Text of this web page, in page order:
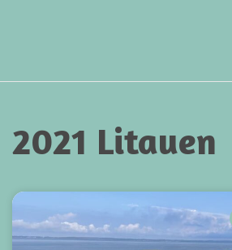
2021 Litauen